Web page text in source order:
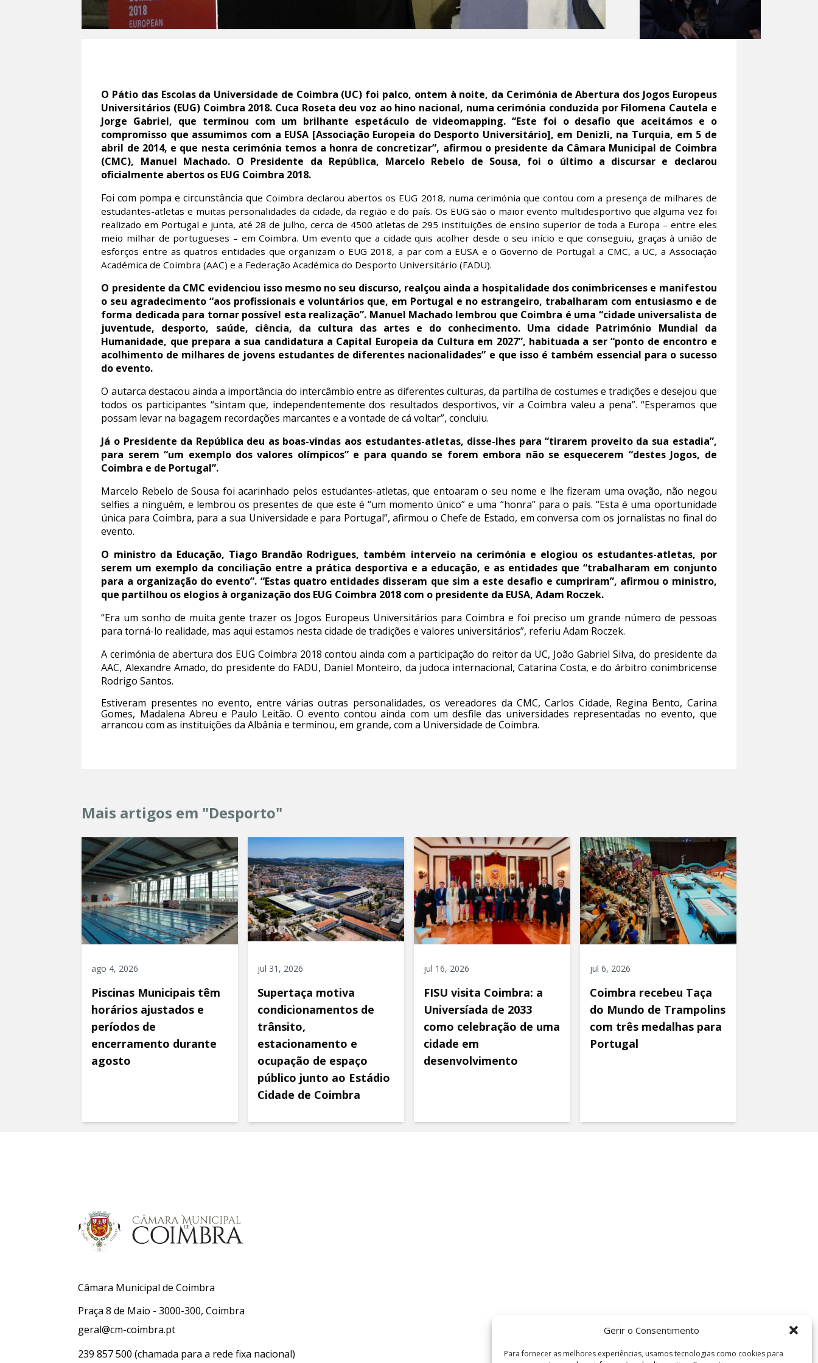
Gerir o Consentimento
Para fornecer as melhores experiências, usamos tecnologias como cookies para
O Pátio das Escolas da Universidade de Coimbra (UC) foi palco, ontem à noite, da Cerimónia de Abertura dos Jogos Europeus
Universitários (EUG) Coimbra 2018. Cuca Roseta deu voz ao hino nacional, numa cerimónia conduzida por Filomena Cautela e
Jorge Gabriel, que terminou com um brilhante espetáculo de videomapping. “Este foi o desafio que aceitámos e o
compromisso que assumimos com a EUSA [Associação Europeia do Desporto Universitário], em Denizli, na Turquia, em 5 de
abril de 2014, e que nesta cerimónia temos a honra de concretizar”, afirmou o presidente da Câmara Municipal de Coimbra
(CMC), Manuel Machado. O Presidente da República, Marcelo Rebelo de Sousa, foi o último a discursar e declarou
oficialmente abertos os EUG Coimbra 2018.
Foi com pompa e circunstância que Coimbra declarou abertos os EUG 2018, numa cerimónia que contou com a presença de milhares de
estudantes-atletas e muitas personalidades da cidade, da região e do país. Os EUG são o maior evento multidesportivo que alguma vez foi
realizado em Portugal e junta, até 28 de julho, cerca de 4500 atletas de 295 instituições de ensino superior de toda a Europa – entre eles
meio milhar de portugueses – em Coimbra. Um evento que a cidade quis acolher desde o seu início e que conseguiu, graças à união de
esforços entre as quatros entidades que organizam o EUG 2018, a par com a EUSA e o Governo de Portugal: a CMC, a UC, a Associação
Académica de Coimbra (AAC) e a Federação Académica do Desporto Universitário (FADU).
O presidente da CMC evidenciou isso mesmo no seu discurso, realçou ainda a hospitalidade dos conimbricenses e manifestou
o seu agradecimento “aos profissionais e voluntários que, em Portugal e no estrangeiro, trabalharam com entusiasmo e de
forma dedicada para tornar possível esta realização”. Manuel Machado lembrou que Coimbra é uma “cidade universalista de
juventude, desporto, saúde, ciência, da cultura das artes e do conhecimento. Uma cidade Património Mundial da
Humanidade, que prepara a sua candidatura a Capital Europeia da Cultura em 2027”, habituada a ser “ponto de encontro e
acolhimento de milhares de jovens estudantes de diferentes nacionalidades” e que isso é também essencial para o sucesso
do evento.
O autarca destacou ainda a importância do intercâmbio entre as diferentes culturas, da partilha de costumes e tradições e desejou que
todos os participantes “sintam que, independentemente dos resultados desportivos, vir a Coimbra valeu a pena”. “Esperamos que
possam levar na bagagem recordações marcantes e a vontade de cá voltar”, concluiu.
Já o Presidente da República deu as boas-vindas aos estudantes-atletas, disse-lhes para “tirarem proveito da sua estadia”,
para serem “um exemplo dos valores olímpicos” e para quando se forem embora não se esquecerem “destes Jogos, de
Coimbra e de Portugal”.
Marcelo Rebelo de Sousa foi acarinhado pelos estudantes-atletas, que entoaram o seu nome e lhe fizeram uma ovação, não negou
selfies a ninguém, e lembrou os presentes de que este é “um momento único” e uma “honra” para o país. “Esta é uma oportunidade
única para Coimbra, para a sua Universidade e para Portugal”, afirmou o Chefe de Estado, em conversa com os jornalistas no final do
evento.
O ministro da Educação, Tiago Brandão Rodrigues, também interveio na cerimónia e elogiou os estudantes-atletas, por
serem um exemplo da conciliação entre a prática desportiva e a educação, e as entidades que “trabalharam em conjunto
para a organização do evento”. “Estas quatro entidades disseram que sim a este desafio e cumpriram”, afirmou o ministro,
que partilhou os elogios à organização dos EUG Coimbra 2018 com o presidente da EUSA, Adam Roczek.
“Era um sonho de muita gente trazer os Jogos Europeus Universitários para Coimbra e foi preciso um grande número de pessoas
para torná-lo realidade, mas aqui estamos nesta cidade de tradições e valores universitários”, referiu Adam Roczek.
A cerimónia de abertura dos EUG Coimbra 2018 contou ainda com a participação do reitor da UC, João Gabriel Silva, do presidente da
AAC, Alexandre Amado, do presidente do FADU, Daniel Monteiro, da judoca internacional, Catarina Costa, e do árbitro conimbricense
Rodrigo Santos.
Estiveram presentes no evento, entre várias outras personalidades, os vereadores da CMC, Carlos Cidade, Regina Bento, Carina
Gomes, Madalena Abreu e Paulo Leitão. O evento contou ainda com um desfile das universidades representadas no evento, que
arrancou com as instituições da Albânia e terminou, em grande, com a Universidade de Coimbra.
Mais artigos em "Desporto"
ago 4, 2026
Piscinas Municipais têm
horários ajustados e
períodos de
encerramento durante
agosto
jul 31, 2026
Supertaça motiva
condicionamentos de
trânsito,
estacionamento e
ocupação de espaço
público junto ao Estádio
Cidade de Coimbra
jul 16, 2026
FISU visita Coimbra: a
Universíada de 2033
como celebração de uma
cidade em
desenvolvimento
jul 6, 2026
Coimbra recebeu Taça
do Mundo de Trampolins
com três medalhas para
Portugal
Câmara Municipal de Coimbra
Praça 8 de Maio - 3000-300, Coimbra
geral@cm-coimbra.pt
239 857 500 (chamada para a rede fixa nacional)